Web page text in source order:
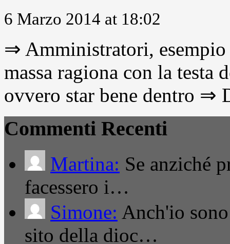
6 Marzo 2014 at 18:02
⇒ Amministratori,
massa ragiona con la
ovvero star bene dentro ⇒
Commenti Recenti
Martina: Se anziché
facessero i…
Simone: Anch'io
sito della dioc…